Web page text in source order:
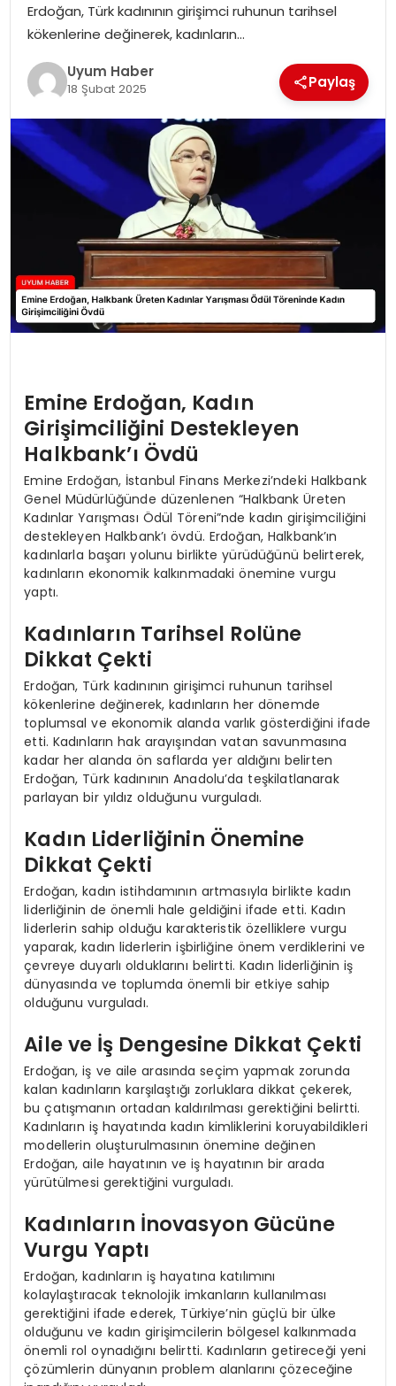
Erdoğan, Türk kadınının girişimci ruhunun tarihsel
kökenlerine değinerek, kadınların…
Uyum Haber
18 Şubat 2025 Paylaş
Emine Erdoğan, Kadın
Girişimciliğini Destekleyen
Halkbank’ı Övdü
Emine Erdoğan, İstanbul Finans Merkezi’ndeki Halkbank
Genel Müdürlüğünde düzenlenen “Halkbank Üreten
Kadınlar Yarışması Ödül Töreni”nde kadın girişimciliğini
destekleyen Halkbank’ı övdü. Erdoğan, Halkbank’ın
kadınlarla başarı yolunu birlikte yürüdüğünü belirterek,
kadınların ekonomik kalkınmadaki önemine vurgu
yaptı.
Kadınların Tarihsel Rolüne
Dikkat Çekti
Erdoğan, Türk kadınının girişimci ruhunun tarihsel
kökenlerine değinerek, kadınların her dönemde
toplumsal ve ekonomik alanda varlık gösterdiğini ifade
etti. Kadınların hak arayışından vatan savunmasına
kadar her alanda ön saflarda yer aldığını belirten
Erdoğan, Türk kadınının Anadolu’da teşkilatlanarak
parlayan bir yıldız olduğunu vurguladı.
Kadın Liderliğinin Önemine
Dikkat Çekti
Erdoğan, kadın istihdamının artmasıyla birlikte kadın
liderliğinin de önemli hale geldiğini ifade etti. Kadın
liderlerin sahip olduğu karakteristik özelliklere vurgu
yaparak, kadın liderlerin işbirliğine önem verdiklerini ve
çevreye duyarlı olduklarını belirtti. Kadın liderliğinin iş
dünyasında ve toplumda önemli bir etkiye sahip
olduğunu vurguladı.
Aile ve İş Dengesine Dikkat Çekti
Erdoğan, iş ve aile arasında seçim yapmak zorunda
kalan kadınların karşılaştığı zorluklara dikkat çekerek,
bu çatışmanın ortadan kaldırılması gerektiğini belirtti.
Kadınların iş hayatında kadın kimliklerini koruyabildikleri
modellerin oluşturulmasının önemine değinen
Erdoğan, aile hayatının ve iş hayatının bir arada
yürütülmesi gerektiğini vurguladı.
Kadınların İnovasyon Gücüne
Vurgu Yaptı
Erdoğan, kadınların iş hayatına katılımını
kolaylaştıracak teknolojik imkanların kullanılması
gerektiğini ifade ederek, Türkiye’nin güçlü bir ülke
olduğunu ve kadın girişimcilerin bölgesel kalkınmada
önemli rol oynadığını belirtti. Kadınların getireceği yeni
çözümlerin dünyanın problem alanlarını çözeceğine